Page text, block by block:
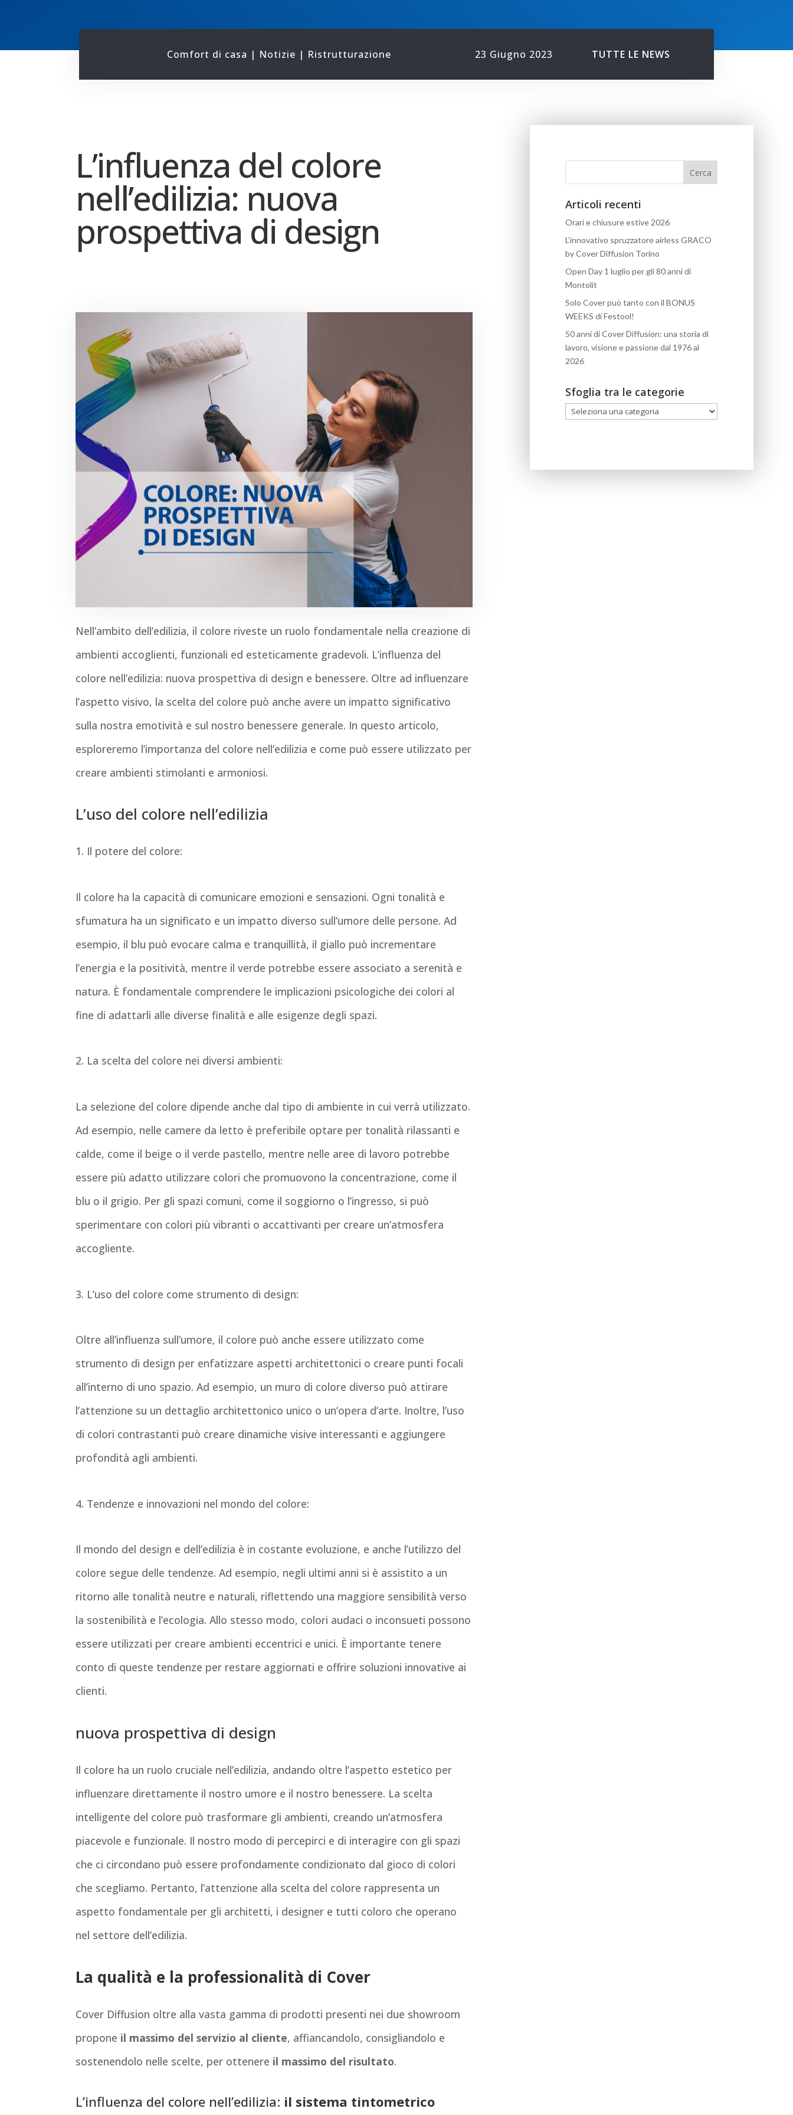
Comfort di casa | Notizie | Ristrutturazione 23 Giugno 2023 TUTTE LE NEWS
L’influenza del colore
nell’edilizia: nuova
prospettiva di design
Nell’ambito dell’edilizia, il colore riveste un ruolo fondamentale nella creazione di
ambienti accoglienti, funzionali ed esteticamente gradevoli. L’influenza del
colore nell’edilizia: nuova prospettiva di design e benessere. Oltre ad influenzare
l’aspetto visivo, la scelta del colore può anche avere un impatto significativo
sulla nostra emotività e sul nostro benessere generale. In questo articolo,
esploreremo l’importanza del colore nell’edilizia e come può essere utilizzato per
creare ambienti stimolanti e armoniosi.
L’uso del colore nell’edilizia
1. Il potere del colore:
Il colore ha la capacità di comunicare emozioni e sensazioni. Ogni tonalità e
sfumatura ha un significato e un impatto diverso sull’umore delle persone. Ad
esempio, il blu può evocare calma e tranquillità, il giallo può incrementare
l’energia e la positività, mentre il verde potrebbe essere associato a serenità e
natura. È fondamentale comprendere le implicazioni psicologiche dei colori al
fine di adattarli alle diverse finalità e alle esigenze degli spazi.
2. La scelta del colore nei diversi ambienti:
La selezione del colore dipende anche dal tipo di ambiente in cui verrà utilizzato.
Ad esempio, nelle camere da letto è preferibile optare per tonalità rilassanti e
calde, come il beige o il verde pastello, mentre nelle aree di lavoro potrebbe
essere più adatto utilizzare colori che promuovono la concentrazione, come il
blu o il grigio. Per gli spazi comuni, come il soggiorno o l’ingresso, si può
sperimentare con colori più vibranti o accattivanti per creare un’atmosfera
accogliente.
3. L’uso del colore come strumento di design:
Oltre all’influenza sull’umore, il colore può anche essere utilizzato come
strumento di design per enfatizzare aspetti architettonici o creare punti focali
all’interno di uno spazio. Ad esempio, un muro di colore diverso può attirare
l’attenzione su un dettaglio architettonico unico o un’opera d’arte. Inoltre, l’uso
di colori contrastanti può creare dinamiche visive interessanti e aggiungere
profondità agli ambienti.
4. Tendenze e innovazioni nel mondo del colore:
Il mondo del design e dell’edilizia è in costante evoluzione, e anche l’utilizzo del
colore segue delle tendenze. Ad esempio, negli ultimi anni si è assistito a un
ritorno alle tonalità neutre e naturali, riflettendo una maggiore sensibilità verso
la sostenibilità e l’ecologia. Allo stesso modo, colori audaci o inconsueti possono
essere utilizzati per creare ambienti eccentrici e unici. È importante tenere
conto di queste tendenze per restare aggiornati e offrire soluzioni innovative ai
clienti.
nuova prospettiva di design
Il colore ha un ruolo cruciale nell’edilizia, andando oltre l’aspetto estetico per
influenzare direttamente il nostro umore e il nostro benessere. La scelta
intelligente del colore può trasformare gli ambienti, creando un’atmosfera
piacevole e funzionale. Il nostro modo di percepirci e di interagire con gli spazi
che ci circondano può essere profondamente condizionato dal gioco di colori
che scegliamo. Pertanto, l’attenzione alla scelta del colore rappresenta un
aspetto fondamentale per gli architetti, i designer e tutti coloro che operano
nel settore dell’edilizia.
La qualità e la professionalità di Cover
Cover Diffusion oltre alla vasta gamma di prodotti presenti nei due showroom
propone il massimo del servizio al cliente, affiancandolo, consigliandolo e
sostenendolo nelle scelte, per ottenere il massimo del risultato.
L’influenza del colore nell’edilizia: il sistema tintometrico
Articoli recenti
Orari e chiusure estive 2026
L’innovativo spruzzatore airless GRACO
by Cover Diffusion Torino
Open Day 1 luglio per gli 80 anni di
Montolit
Solo Cover può tanto con il BONUS
WEEKS di Festool!
50 anni di Cover Diffusion: una storia di
lavoro, visione e passione dal 1976 al
2026
Sfoglia tra le categorie
Sfoglia
tra